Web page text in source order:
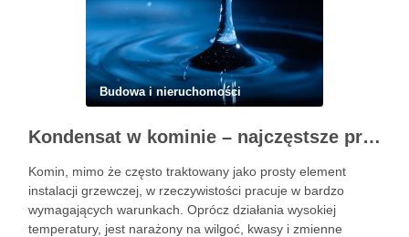
Budowa i nieruchomości
Kondensat w kominie – najczęstsze problemy techniczne i użytkowe
Komin, mimo że często traktowany jako prosty element
instalacji grzewczej, w rzeczywistości pracuje w bardzo
wymagających warunkach. Oprócz działania wysokiej
temperatury, jest narażony na wilgoć, kwasy i zmienne